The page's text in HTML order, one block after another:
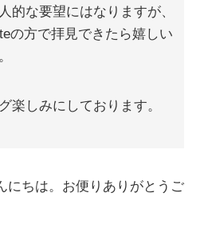
的な要望にはなりますが、
の方で拝見できたら嬉しい
楽しみにしております。
にちは。お便りありがとうご